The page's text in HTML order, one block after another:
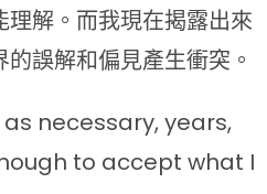
解。而我現在揭露出來
誤解和偏見產生衝突。
necessary, years,
to accept what I